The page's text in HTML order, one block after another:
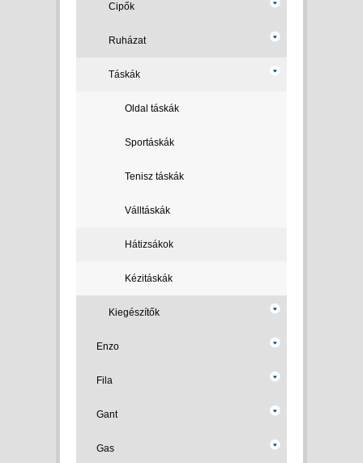
Cipők
Ruházat
Táskák
Oldal táskák
Sportáskák
Tenisz táskák
Válltáskák
Hátizsákok
Kézitáskák
Kiegészítők
Enzo
Fila
Gant
Gas